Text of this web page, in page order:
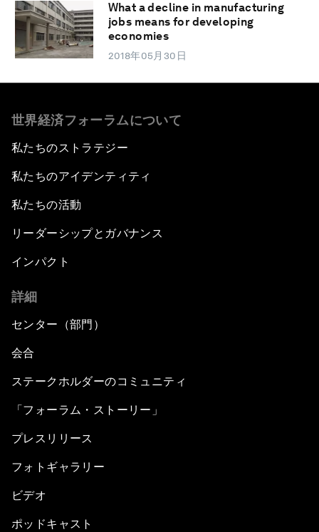
What a decline in manufacturing
jobs means for developing
economies
2018年05月30日
世界経済フォーラムについて
私たちのストラテジー
私たちのアイデンティティ
私たちの活動
リーダーシップとガバナンス
インパクト
詳細
センター（部門）
会合
ステークホルダーのコミュニティ
「フォーラム・ストーリー」
プレスリリース
フォトギャラリー
ビデオ
ポッドキャスト